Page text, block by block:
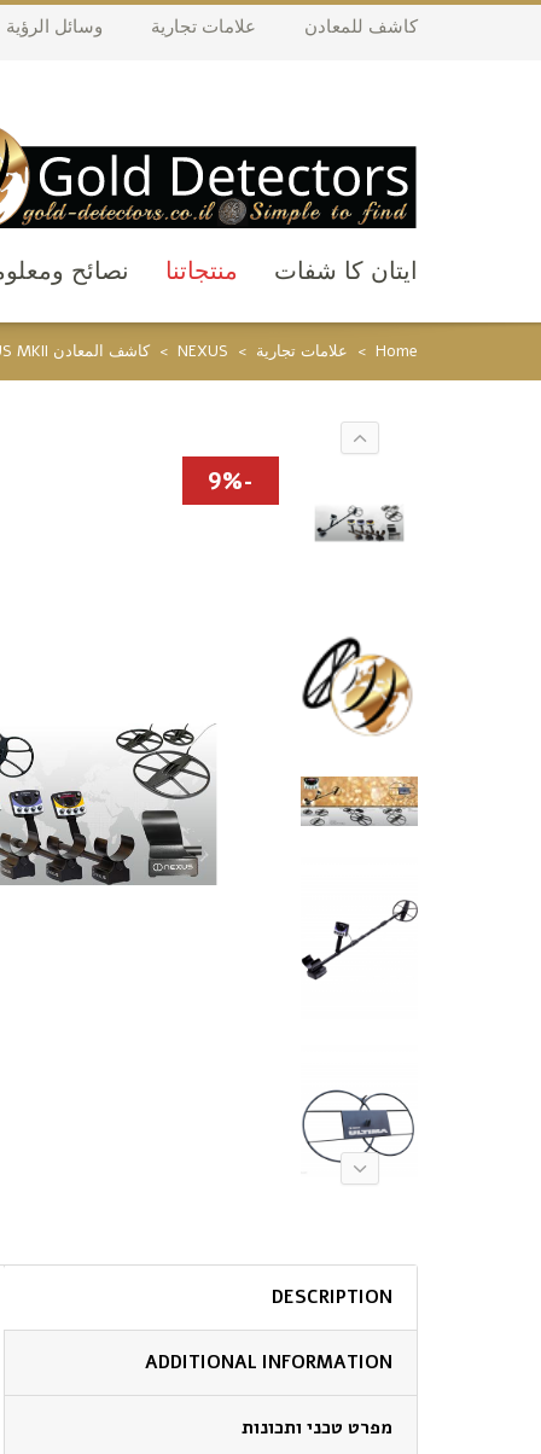
كاشف للمعادن علامات تجارية وسائل الرؤية
ايتان كا شفات منتجاتنا نصائح
Home
> علامات تجارية >
NEXUS
> كاشف المعادن NEXUS MKII هو ملك في عمق الأرض
-9%
DESCRIPTION
ADDITIONAL INFORMATION
מפרט טכני ותכונות